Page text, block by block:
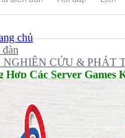
NGHIÊN CỨU & PHÁT
Hợp Các Server Games
SA Multiplayer